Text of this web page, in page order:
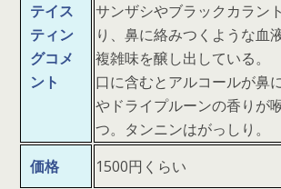
テイス
ティン
グコメ
ント
サンザシやブラックカラン
り、鼻に絡みつくような血
複雑味を醸し出している。
口に含むとアルコールが鼻
やドライプルーンの香りが
つ。タンニンはがっしり。
価格
1500円くらい